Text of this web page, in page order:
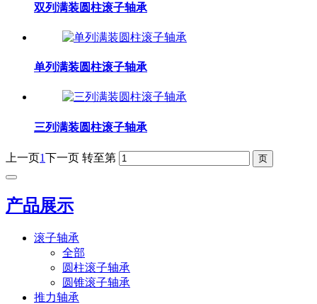
双列满装圆柱滚子轴承
单列满装圆柱滚子轴承
三列满装圆柱滚子轴承
上一页1下一页 转至第
产品展示
滚子轴承
全部
圆柱滚子轴承
圆锥滚子轴承
推力轴承